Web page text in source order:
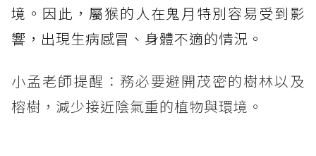
境。因此，屬猴的人在鬼月特別容易受到影
響，出現生病感冒、身體不適的情況。
小孟老師提醒：務必要避開茂密的樹林以及
榕樹，減少接近陰氣重的植物與環境。